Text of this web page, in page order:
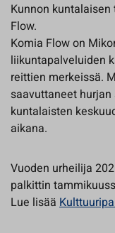
Kunnon
Flow.
Komia Flow on
liikuntapalveluiden
reittien merkeissä.
saavuttaneet
kuntalaisten
aikana.
Vuoden urheilija
palkittin
Lue lisää